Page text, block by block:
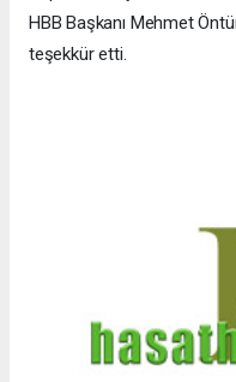
HBB Başkanı Mehmet
teşekkür etti.